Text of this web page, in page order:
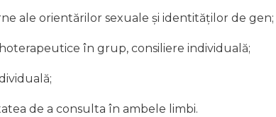
ale orientărilor sexuale și identităților de gen;
în grup, consiliere individuală;
de a consulta în ambele limbi.